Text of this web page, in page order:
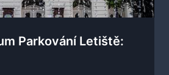
Parkování Letiště: